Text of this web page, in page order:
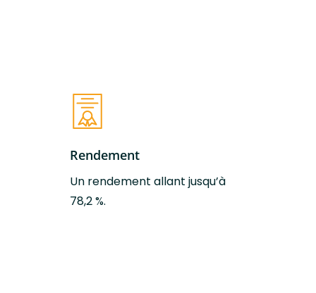
Conduit expulsion
des fumées
Classe efficacité
énergétique
A+
Rendement
Un rendement allant jusqu’à
78,2 %.